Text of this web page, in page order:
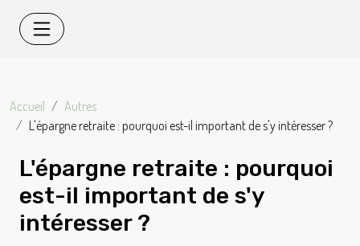
Accueil
Autres
L'épargne retraite : pourquoi est-il important de s'y intéresser ?
L'épargne retraite : pourquoi
est-il important de s'y
intéresser ?